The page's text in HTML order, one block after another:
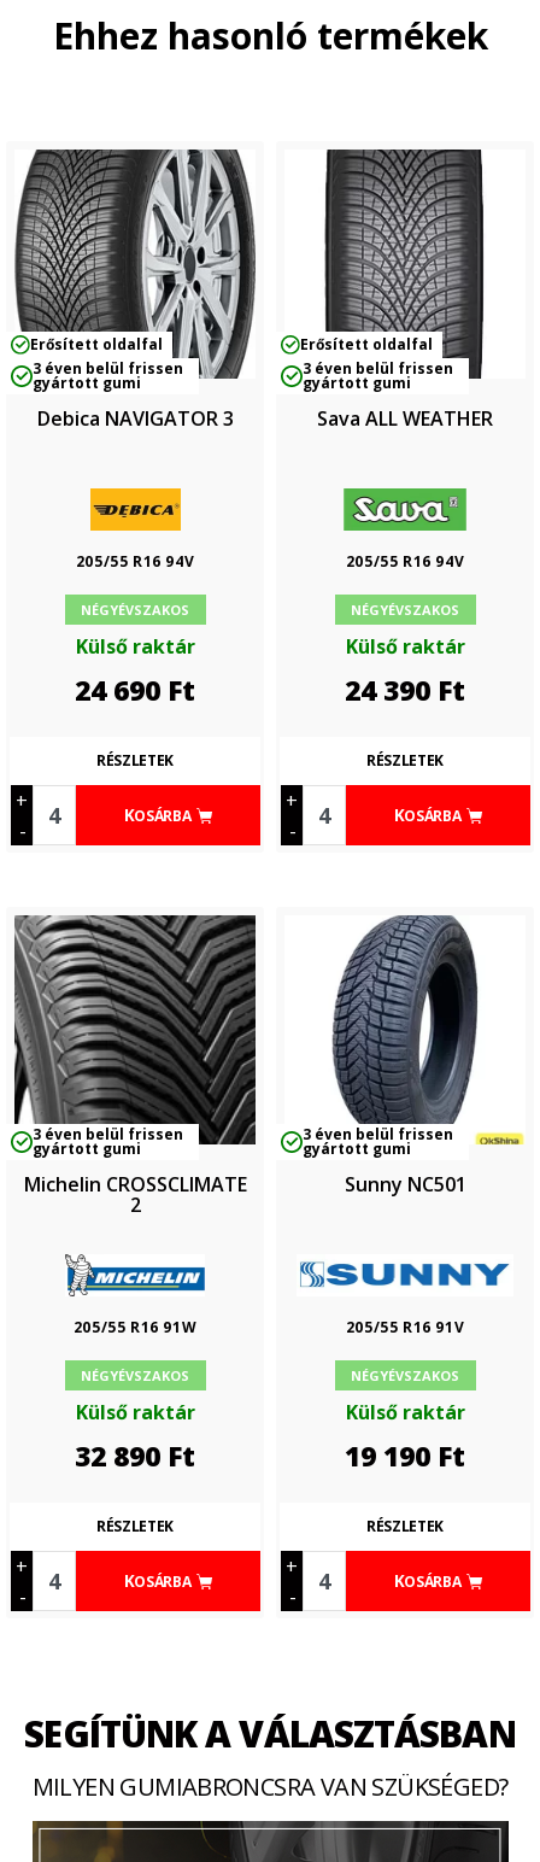
Ehhez hasonló termékek
Erősített oldalfal
3 éven belül frissen
gyártott gumi
Debica NAVIGATOR 3
205/55 R16 94V
NÉGYÉVSZAKOS
Külső raktár
24 690 Ft
+
-
KOSÁRBA
RÉSZLETEK
Erősített oldalfal
3 éven belül frissen
gyártott gumi
Sava ALL WEATHER
205/55 R16 94V
NÉGYÉVSZAKOS
Külső raktár
24 390 Ft
+
-
KOSÁRBA
RÉSZLETEK
3 éven belül frissen
gyártott gumi
Michelin CROSSCLIMATE
2
205/55 R16 91W
NÉGYÉVSZAKOS
Külső raktár
32 890 Ft
+
-
KOSÁRBA
RÉSZLETEK
3 éven belül frissen
gyártott gumi
Sunny NC501
205/55 R16 91V
NÉGYÉVSZAKOS
Külső raktár
19 190 Ft
+
-
KOSÁRBA
RÉSZLETEK
SEGÍTÜNK A VÁLASZTÁSBAN
MILYEN GUMIABRONCSRA VAN SZÜKSÉGED?